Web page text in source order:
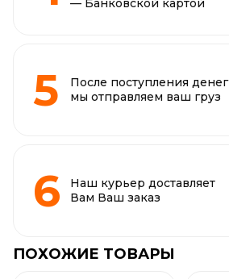
— Банковской картой
После поступления денег
мы отправляем ваш груз
Наш курьер доставляет
Вам Ваш заказ
ПОХОЖИЕ ТОВАРЫ